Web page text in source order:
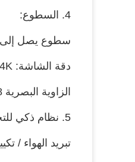
4. السطوع:
سطوع يصل إلى 1000-3000 شمعة ، يمكن رؤيته تحت الضوء القوي
دقة الشاشة: 2K ~ 4K.
الزاوية البصرية 178 درجة.
5. نظام ذكي للتحكم في درجة الحرارة (6 ثوان)
تبريد الهواء /